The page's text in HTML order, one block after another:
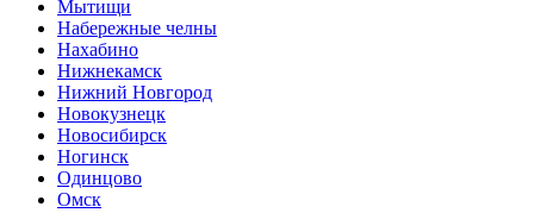
Мытищи
Набережные челны
Нахабино
Нижнекамск
Нижний Новгород
Новокузнецк
Новосибирск
Ногинск
Одинцово
Омск